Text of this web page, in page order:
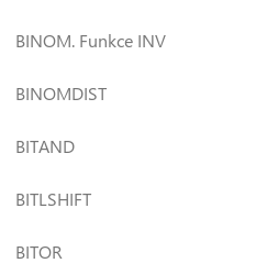
BINOM. Funkce INV
BINOMDIST
BITAND
BITLSHIFT
BITOR